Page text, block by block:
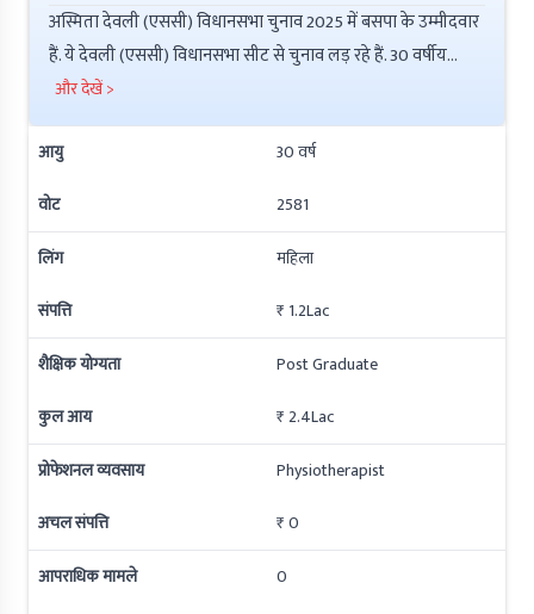
अस्मिता देवली (एससी) विधानसभा चुनाव 2025 में बसपा के उम्मीदवार
हैं. ये देवली (एससी) विधानसभा सीट से चुनाव लड़ रहे हैं. 30 वर्षीय
अस्मिता ने Post Graduate की है इनकी कुल संपत्ति ₹ 2.4Lac है.
इनके ऊपर ₹ 2Lac की देनदारी है. इनके ऊपर आपराधिक मामले नहीं हैं.
और देखें >
आयु 30वर्ष
वोट
2581
लिंग
महिला
संपत्ति
₹ 1.2Lac
शैक्षिक योग्यता
Post Graduate
कुल आय
₹ 2.4Lac
प्रोफेशनल व्यवसाय
Physiotherapist
अचल संपत्ति
₹ 0
आपराधिक मामले
0